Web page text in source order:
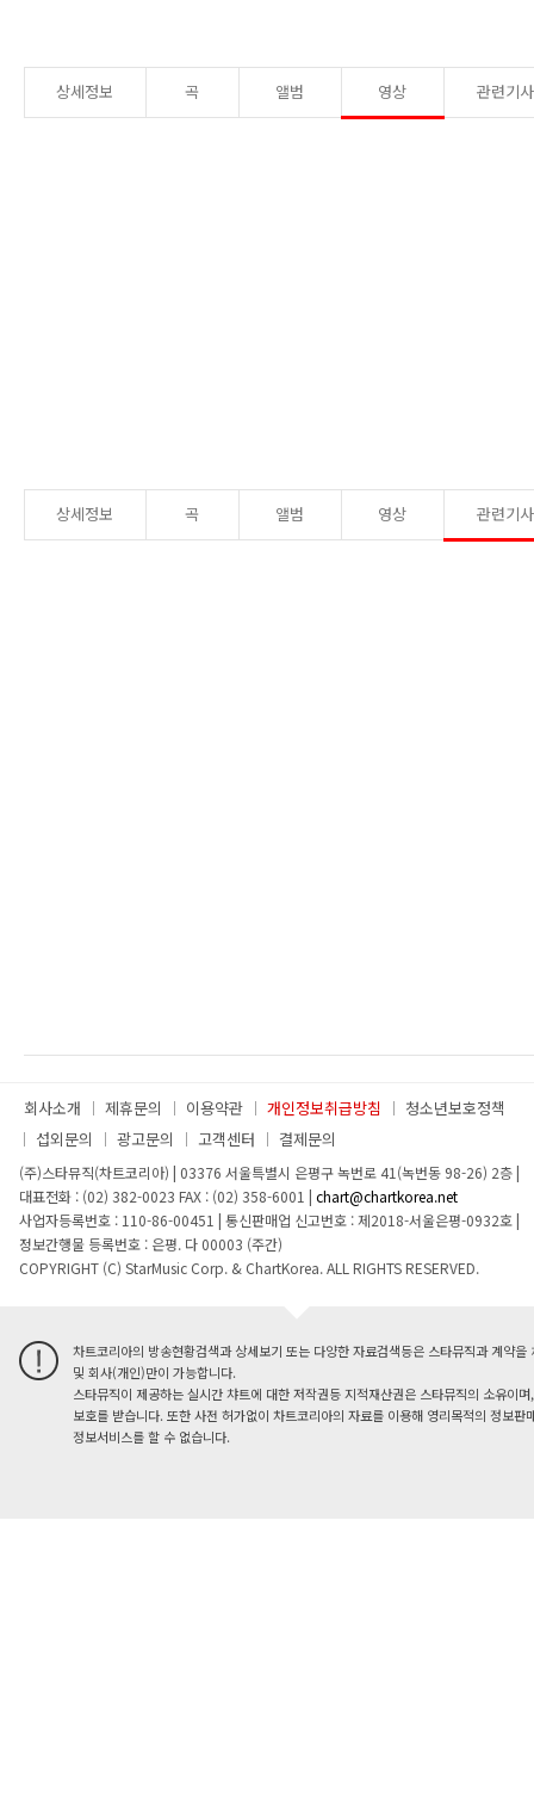
상세정보 곡 앨범 영상 관련기사
상세정보 곡 앨범 영상 관련기사
회사소개 제휴문의 이용약관 개인정보취급방침
청소년보호정책
섭외문의
광고문의 고객센터 결제문의
(주)스타뮤직(차트코리아) | 03376 서울특별시 은평구 녹번로 41(녹번동 98-26) 2층|
대표전화 : (02) 382-0023 FAX : (02) 358-6001 | chart@chartkorea.net
사업자등록번호 : 110-86-00451 | 통신판매업 신고번호 : 제2018-서울은평-0932호|
정보간행물 등록번호 : 은평. 다 00003 (주간)
COPYRIGHT (C) StarMusic Corp. & ChartKorea. ALL RIGHTS RESERVED.
차트코리아의 방송현황검색과 상세보기 또는 다양한 자료검색등은 스타뮤직과 계약을
및 회사(개인)만이 가능합니다.
스타뮤직이 제공하는 실시간 챠트에 대한 저작권등 지적재산권은 스타뮤직의 소유이
보호를 받습니다. 또한 사전 허가없이 차트코리아의 자료를 이용해 영리목적의 정보판
정보서비스를 할 수 없습니다.